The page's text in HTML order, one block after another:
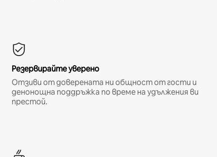
Резервирайте уверено
Отзиви от доверената ни общност от гости и
денонощна поддръжка по време на удължения ви
престой.